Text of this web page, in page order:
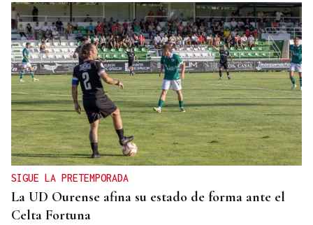
SIGUE LA PRETEMPORADA
La UD Ourense afina su estado de forma ante el
Celta Fortuna